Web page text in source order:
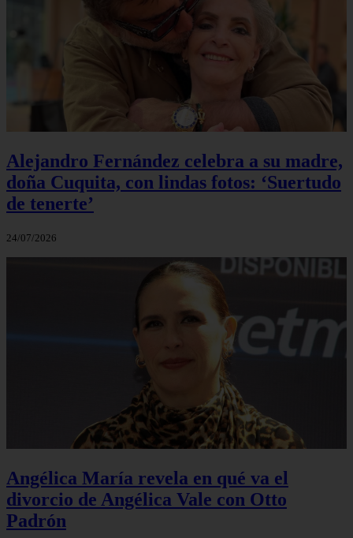
Alejandro Fernández celebra a su madre,
doña Cuquita, con lindas fotos: ‘Suertudo
de tenerte’
24/07/2026
Angélica María revela en qué va el
divorcio de Angélica Vale con Otto
Padrón